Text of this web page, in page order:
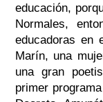
educación,
Normales,
educadoras en
Marín, una
una gran
primer